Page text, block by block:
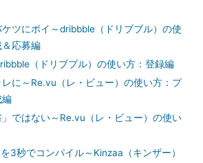
ツにポイ～dribbble（ドリブブル）の使
応募編
（ドリブブル）の使い方：登録編
に～Re.vu（レ・ビュー）の使い方：プ
編
ではない～Re.vu（レ・ビュー）の使い
3秒でコンパイル～Kinzaa（キンザー）